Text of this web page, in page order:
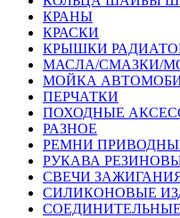
КРАНЫ
КРАСКИ
КРЫШКИ
МАСЛА/СМАЗКИ/
МОЙКА
ПЕРЧАТКИ
ПОХОДНЫЕ
РАЗНОЕ
РЕМНИ
РУКАВА
СВЕЧИ
СИЛИКОНОВЫЕ